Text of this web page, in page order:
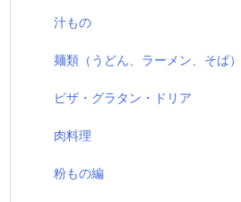
汁もの
麺類（うどん、ラーメン、そば）
ピザ・グラタン・ドリア
肉料理
粉もの編